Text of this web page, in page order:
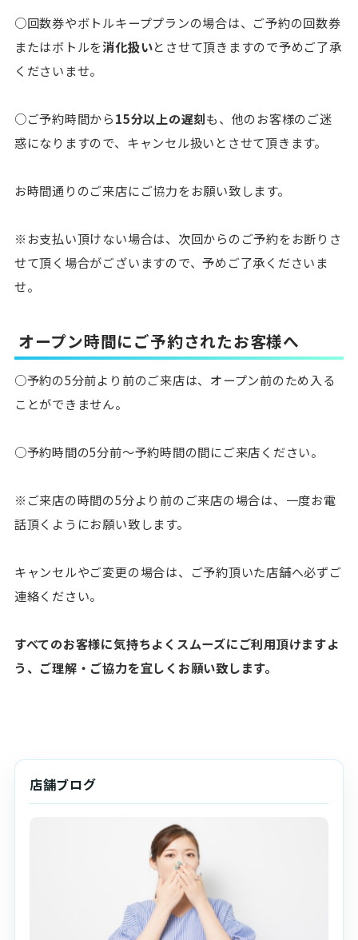
○回数券やボトルキーププランの場合は、ご予約の回数券
またはボトルを消化扱いとさせて頂きますので予めご了承
くださいませ。
○ご予約時間から15分以上の遅刻も、他のお客様のご迷
惑になりますので、キャンセル扱いとさせて頂きます。
お時間通りのご来店にご協力をお願い致します。
※お支払い頂けない場合は、次回からのご予約をお断りさ
せて頂く場合がございますので、予めご了承くださいま
せ。
オープン時間にご予約されたお客様へ
○予約の5分前より前のご来店は、オープン前のため入る
ことができません。
○予約時間の5分前〜予約時間の間にご来店ください。
※ご来店の時間の5分より前のご来店の場合は、一度お電
話頂くようにお願い致します。
キャンセルやご変更の場合は、ご予約頂いた店舗へ必ずご
連絡ください。
すべてのお客様に気持ちよくスムーズにご利用頂けますよ
う、ご理解・ご協力を宜しくお願い致します。
店舗ブログ